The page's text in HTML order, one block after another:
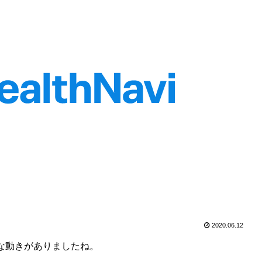
2020.06.12
きがありましたね。